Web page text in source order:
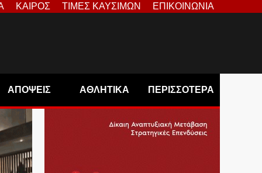
ΚΑΙΡΟΣ ΤΙΜΕΣ ΚΑΥΣΙΜΩΝ ΕΠΙΚΟΙΝΩΝΙΑ
ΑΠΟΨΕΙΣ ΑΘΛΗΤΙΚΑ ΠΕΡΙΣΣΟΤΕΡΑ